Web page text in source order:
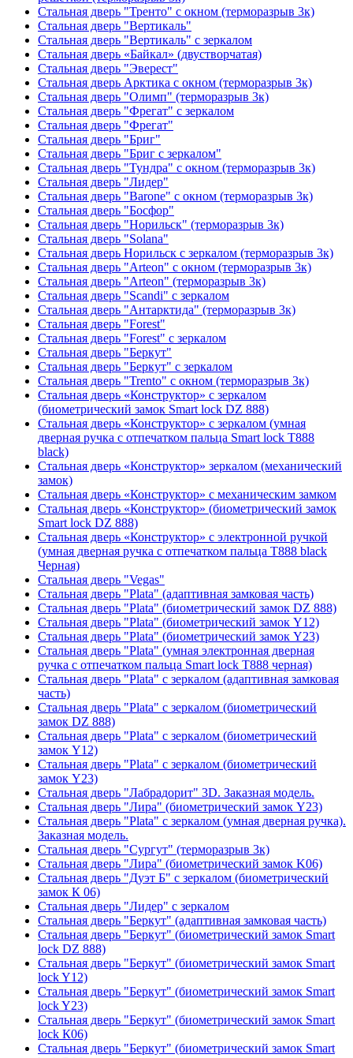
Стальная дверь "Тренто" с окном (терморазрыв 3к)
Стальная дверь "Вертикаль"
Стальная дверь "Вертикаль" с зеркалом
Стальная дверь «Байкал» (двустворчатая)
Стальная дверь "Эверест"
Стальная дверь Арктика с окном (терморазрыв 3к)
Стальная дверь "Олимп" (терморазрыв 3к)
Стальная дверь "Фрегат" с зеркалом
Стальная дверь "Фрегат"
Стальная дверь "Бриг"
Стальная дверь "Бриг с зеркалом"
Стальная дверь "Тундра" с окном (терморазрыв 3к)
Стальная дверь "Лидер"
Стальная дверь "Barone" с окном (терморазрыв 3к)
Стальная дверь "Босфор"
Стальная дверь "Норильск" (терморазрыв 3к)
Стальная дверь "Solana"
Стальная дверь Норильск с зеркалом (терморазрыв 3к)
Стальная дверь "Arteon" с окном (терморазрыв 3к)
Стальная дверь "Arteon" (терморазрыв 3к)
Стальная дверь "Scandi" с зеркалом
Стальная дверь "Антарктида" (терморазрыв 3к)
Стальная дверь "Forest"
Стальная дверь "Forest" с зеркалом
Стальная дверь "Беркут"
Стальная дверь "Беркут" с зеркалом
Стальная дверь "Trento" с окном (терморазрыв 3к)
Стальная дверь «Конструктор» с зеркалом
(биометрический замок Smart lock DZ 888)
Стальная дверь «Конструктор» с зеркалом (умная
дверная ручка с отпечатком пальца Smart lock T888
black)
Стальная дверь «Конструктор» зеркалом (механический
замок)
Стальная дверь «Конструктор» с механическим замком
Стальная дверь «Конструктор» (биометрический замок
Smart lock DZ 888)
Стальная дверь «Конструктор» с электронной ручкой
(умная дверная ручка с отпечатком пальца T888 black
Черная)
Стальная дверь "Vegas"
Стальная дверь "Plata" (адаптивная замковая часть)
Стальная дверь "Plata" (биометрический замок DZ 888)
Стальная дверь "Plata" (биометрический замок Y12)
Стальная дверь "Plata" (биометрический замок Y23)
Стальная дверь "Plata" (умная электронная дверная
ручка с отпечатком пальца Smart lock T888 черная)
Стальная дверь "Plata" с зеркалом (адаптивная замковая
часть)
Стальная дверь "Plata" с зеркалом (биометрический
замок DZ 888)
Стальная дверь "Plata" с зеркалом (биометрический
замок Y12)
Стальная дверь "Plata" с зеркалом (биометрический
замок Y23)
Стальная дверь "Лабрадорит" 3D. Заказная модель.
Стальная дверь "Лира" (биометрический замок Y23)
Стальная дверь "Plata" с зеркалом (умная дверная ручка).
Заказная модель.
Стальная дверь "Сургут" (терморазрыв 3к)
Стальная дверь "Лира" (биометрический замок K06)
Стальная дверь "Дуэт Б" с зеркалом (биометрический
замок К 06)
Стальная дверь "Лидер" с зеркалом
Стальная дверь "Беркут" (адаптивная замковая часть)
Стальная дверь "Беркут" (биометрический замок Smart
lock DZ 888)
Стальная дверь "Беркут" (биометрический замок Smart
lock Y12)
Стальная дверь "Беркут" (биометрический замок Smart
lock Y23)
Стальная дверь "Беркут" (биометрический замок Smart
lock К06)
Стальная дверь "Беркут" (биометрический замок Smart